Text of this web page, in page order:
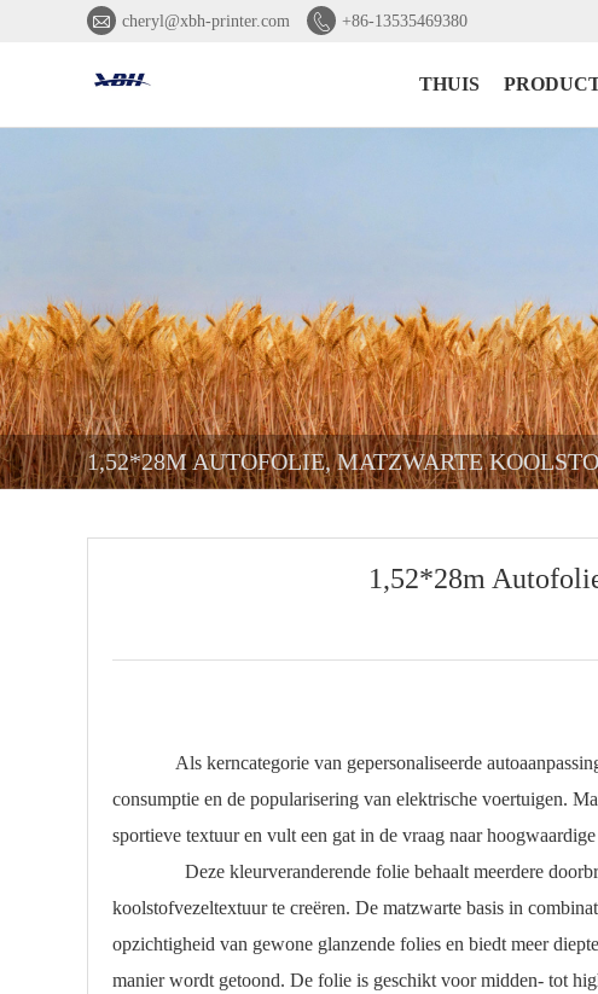
 cheryl@xbh-printer.com  +86-13535469380
THUIS
1,52*28M AUTOFOLIE, MATZWARTE
1,52*28m
Als kerncategorie van gepersonaliseerde
consumptie en de popularisering van elektrische voertuigen.
sportieve textuur en vult een gat in de vraag naar
Deze kleurveranderende folie behaalt meerdere
koolstofvezeltextuur te creëren. De matzwarte basis in
opzichtigheid van gewone glanzende folies en biedt meer
manier wordt getoond. De folie is geschikt voor midden- tot